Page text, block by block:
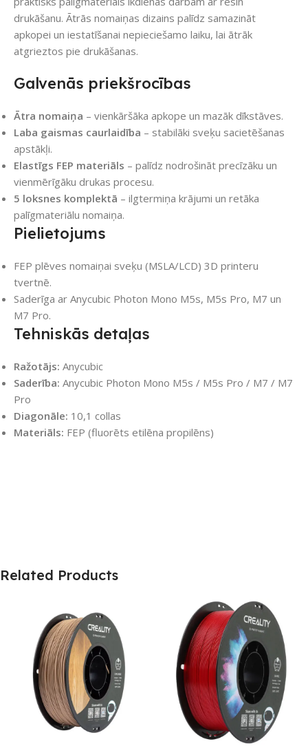
drukāšanu. Ātrās nomaiņas dizains palīdz samazināt
apkopei un iestatīšanai nepieciešamo laiku, lai ātrāk
atgrieztos pie drukāšanas.
Galvenās priekšrocības
Ātra nomaiņa – vienkāršāka apkope un mazāk dīkstāves.
Laba gaismas caurlaidība – stabilāki sveķu sacietēšanas
apstākļi.
Elastīgs FEP materiāls – palīdz nodrošināt precīzāku un
vienmērīgāku drukas procesu.
5 loksnes komplektā – ilgtermiņa krājumi un retāka
palīgmateriālu nomaiņa.
Pielietojums
FEP plēves nomaiņai sveķu (MSLA/LCD) 3D printeru
tvertnē.
Saderīga ar Anycubic Photon Mono M5s, M5s Pro, M7 un
M7 Pro.
Tehniskās detaļas
Ražotājs: Anycubic
Saderība: Anycubic Photon Mono M5s / M5s Pro / M7 / M7
Pro
Diagonāle: 10,1 collas
Materiāls: FEP (fluorēts etilēna propilēns)
Related Products